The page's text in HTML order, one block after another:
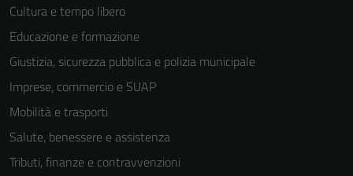
Cultura e tempo libero
Educazione e formazione
Giustizia, sicurezza pubblica e polizia municipale
Imprese, commercio e SUAP
Mobilità e trasporti
Salute, benessere e assistenza
Tributi, finanze e contravvenzioni